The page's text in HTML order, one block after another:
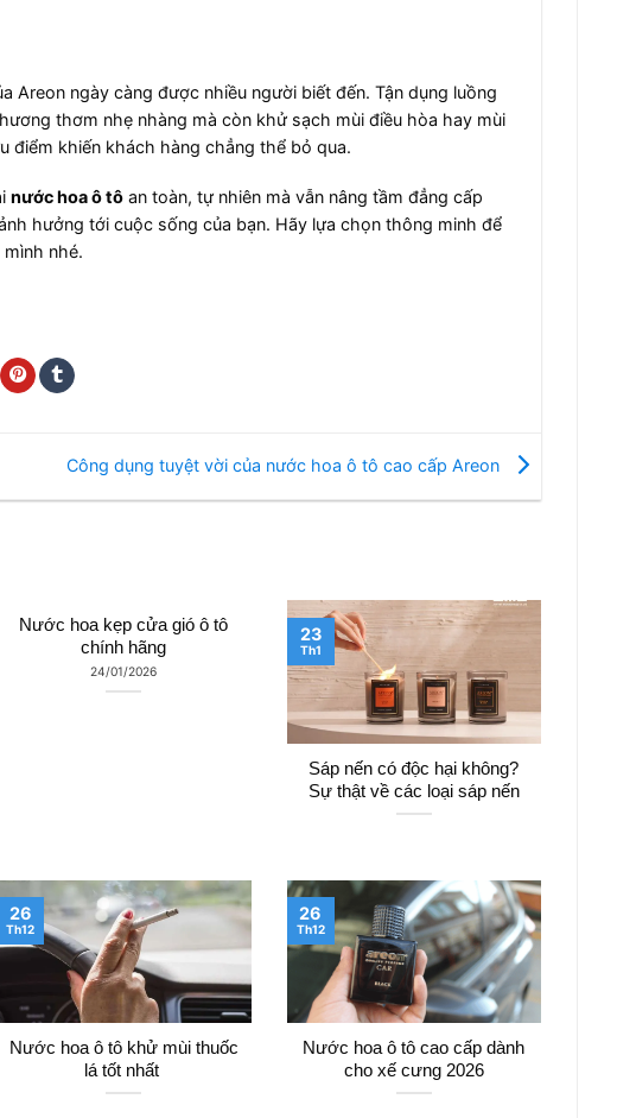
Areon ngày càng được nhiều người biết đến. Tận dụng luồng
thơm nhẹ nhàng mà còn khử sạch mùi điều hòa hay mùi
điểm khiến khách hàng chẳng thể bỏ qua.
nước hoa ô tôan toàn, tự nhiên mà vẫn nâng tầm đẳng cấp
hưởng tới cuộc sống của bạn. Hãy lựa chọn thông minh để
nhé.
Công dụng tuyệt vời của nước hoa ô tô cao cấp Areon
Nước hoa kẹp cửa gió ô tô
chính hãng
24/01/2026
Sáp nến có độc hại không?
Sự thật về các loại sáp nến
23
Th1
Nước hoa ô tô khử mùi thuốc
lá tốt nhất
26
Th12
Nước hoa ô tô cao cấp dành
cho xế cưng 2026
26
Th12